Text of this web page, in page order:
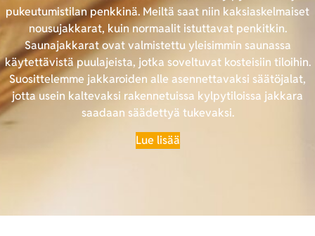
pukeutumistilan penkkinä. Meiltä saat niin kaksiaskelmaiset
nousujakkarat, kuin normaalit istuttavat penkitkin.
Saunajakkarat ovat valmistettu yleisimmin saunassa
käytettävistä puulajeista, jotka soveltuvat kosteisiin tiloihin.
Suosittelemme jakkaroiden alle asennettavaksi säätöjalat,
jotta usein kaltevaksi rakennetuissa kylpytiloissa jakkara
saadaan säädettyä tukevaksi.
Lue lisää